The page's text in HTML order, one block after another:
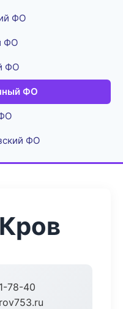
ФО
ФО
ФО
ФО
ФО
78-40